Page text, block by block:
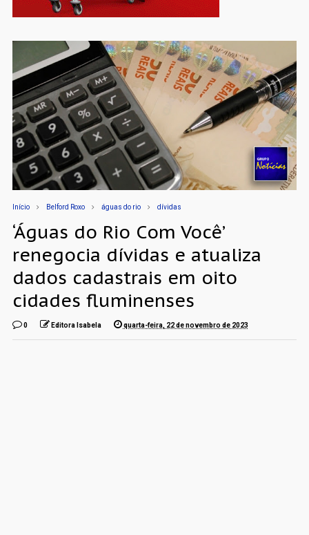
Início Belford Roxo águas do rio dívidas
‘Águas do Rio Com Você’
renegocia dívidas e atualiza
dados cadastrais em oito
cidades fluminenses
0 Editora Isabela quarta-feira, 22 de novembro de 2023